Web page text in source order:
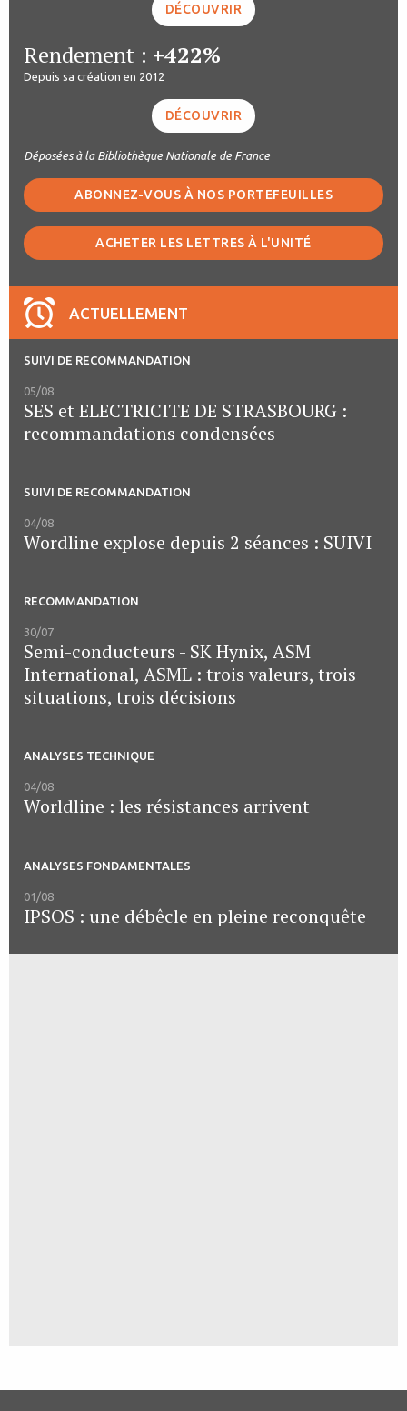
DÉCOUVRIR
Rendement : +422%
Depuis sa création en 2012
DÉCOUVRIR
Déposées à la Bibliothèque Nationale de France
ABONNEZ-VOUS À NOS PORTEFEUILLES
ACHETER LES LETTRES À L'UNITÉ
ACTUELLEMENT
SUIVI DE RECOMMANDATION
05/08
SES et ELECTRICITE DE STRASBOURG :
recommandations condensées
SUIVI DE RECOMMANDATION
04/08
Wordline explose depuis 2 séances : SUIVI
RECOMMANDATION
30/07
Semi-conducteurs - SK Hynix, ASM
International, ASML : trois valeurs, trois
situations, trois décisions
ANALYSES TECHNIQUE
04/08
Worldline : les résistances arrivent
ANALYSES FONDAMENTALES
01/08
IPSOS : une débêcle en pleine reconquête